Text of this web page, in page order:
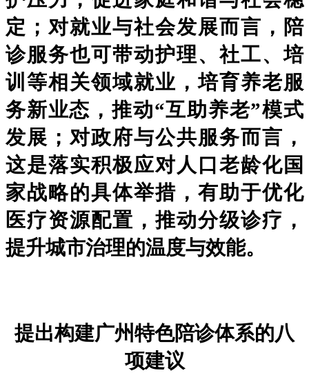
定；对就业与社会发展而言，陪
诊服务也可带动护理、社工、培
训等相关领域就业，培育养老服
务新业态，推动“互助养老”模式
发展；对政府与公共服务而言，
这是落实积极应对人口老龄化国
家战略的具体举措，有助于优化
医疗资源配置，推动分级诊疗，
提升城市治理的温度与效能。
提出构建广州特色陪诊体系的八
项建议